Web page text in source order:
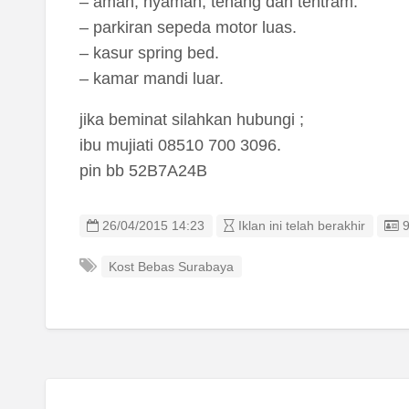
– parkiran sepeda motor luas.
– kasur spring bed.
– kamar mandi luar.
jika beminat silahkan hubungi ;
ibu mujiati 08510 700 3096.
pin bb 52B7A24B
26/04/2015 14:23 Iklan ini telah berakhir
Kost Bebas Surabaya